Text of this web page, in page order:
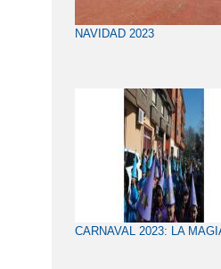
NAVIDAD 2023
CARNAVAL 2023: LA